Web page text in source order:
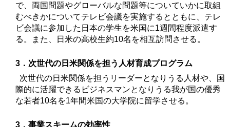
で、両国問題やグローバルな問題等についていかに取組
むべきかについてテレビ会議を実施するとともに、テレ
ビ会議に参加した日本の学生を米国に1週間程度派遣す
る。また、日米の高校生約10名を相互訪問させる。
3．次世代の日米関係を担う人材育成プログラム
次世代の日米関係を担うリーダーとなりうる人材や、国
際的に活躍できるビジネスマンとなりうる我が国の優秀
な若者10名を1年間米国の大学院に留学させる。
3．事業スキームの効率性